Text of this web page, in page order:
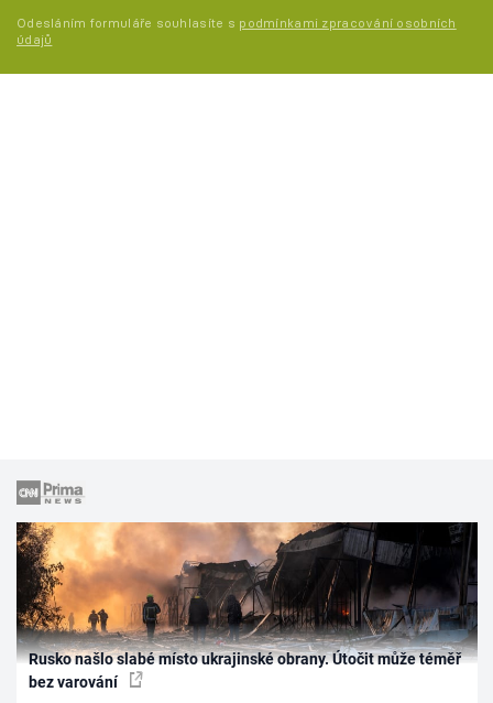
Odesláním formuláře souhlasíte s podmínkami zpracování osobních
údajů
Rusko našlo slabé místo ukrajinské obrany. Útočit může téměř
bez varování